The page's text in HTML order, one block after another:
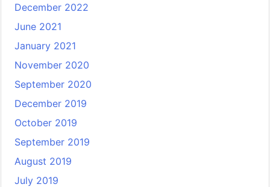
December 2022
June 2021
January 2021
November 2020
September 2020
December 2019
October 2019
September 2019
August 2019
July 2019